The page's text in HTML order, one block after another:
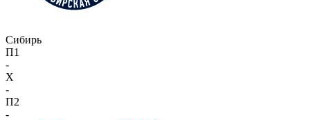
Сибирь
П1
-
X
-
П2
-